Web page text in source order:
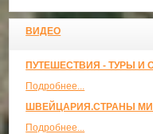
ВИДЕО
ПУТЕШЕСТВИЯ - ТУРЫ И
Подробнее...
ШВЕЙЦАРИЯ.СТРАНЫ
Подробнее...